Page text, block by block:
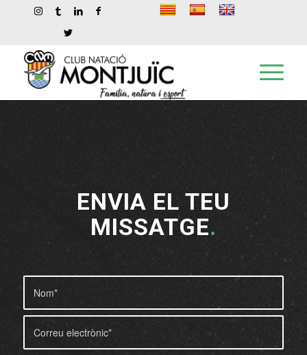
ENVIA EL TEU
MISSATGE.